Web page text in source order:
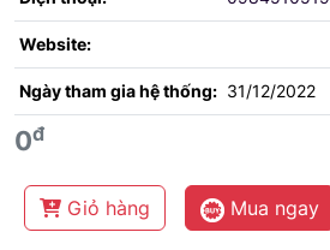
Website:
Ngày tham gia hệ thống: 31/12/2022
0đ
Giỏ hàng Mua ngay